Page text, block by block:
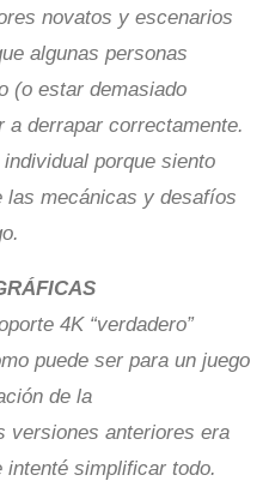
novatos y escenarios
algunas personas
(o estar demasiado
a derrapar correctamente.
porque siento
las mecánicas y desafíos
4K “verdadero”
puede ser para un juego
de la
versiones anteriores era
simplificar todo.